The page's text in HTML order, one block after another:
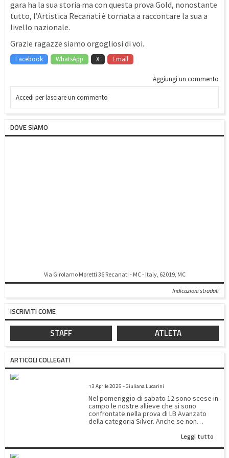
gara ha la sua storia ma con questa prova Gold, nonostante
tutto, l’Artistica Recanati è tornata a raccontare la sua a
livello nazionale.
Grazie ragazze siamo orgogliosi di voi.
Facebook WhatsApp X Email
Aggiungi un commento
Accedi per lasciare un commento
DOVE SIAMO
Via Girolamo Moretti 36 Recanati - MC - Italy, 62019, MC
Indicazioni stradali
ISCRIVITI COME
STAFF ATLETA
ARTICOLI COLLEGATI
13 Aprile 2025 - Giuliana Lucarini
Nel pomeriggio di sabato 12 sono scese in
campo le nostre allieve che si sono
confrontate nella prova di LB Avanzato
della categoria Silver. Anche se non
nostre moschettiere hanno migliorato
progressiva padronanza del programma
Leggi tutto